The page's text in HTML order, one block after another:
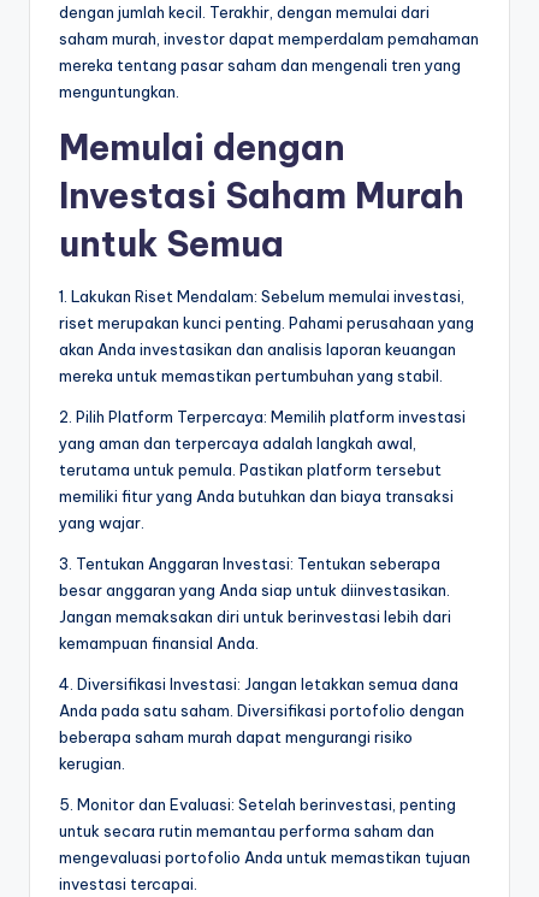
dengan jumlah kecil. Terakhir, dengan memulai dari
saham murah, investor dapat memperdalam pemahaman
mereka tentang pasar saham dan mengenali tren yang
menguntungkan.
Memulai dengan
Investasi Saham Murah
untuk Semua
1. Lakukan Riset Mendalam: Sebelum memulai investasi,
riset merupakan kunci penting. Pahami perusahaan yang
akan Anda investasikan dan analisis laporan keuangan
mereka untuk memastikan pertumbuhan yang stabil.
2. Pilih Platform Terpercaya: Memilih platform investasi
yang aman dan terpercaya adalah langkah awal,
terutama untuk pemula. Pastikan platform tersebut
memiliki fitur yang Anda butuhkan dan biaya transaksi
yang wajar.
3. Tentukan Anggaran Investasi: Tentukan seberapa
besar anggaran yang Anda siap untuk diinvestasikan.
Jangan memaksakan diri untuk berinvestasi lebih dari
kemampuan finansial Anda.
4. Diversifikasi Investasi: Jangan letakkan semua dana
Anda pada satu saham. Diversifikasi portofolio dengan
beberapa saham murah dapat mengurangi risiko
kerugian.
5. Monitor dan Evaluasi: Setelah berinvestasi, penting
untuk secara rutin memantau performa saham dan
mengevaluasi portofolio Anda untuk memastikan tujuan
investasi tercapai.